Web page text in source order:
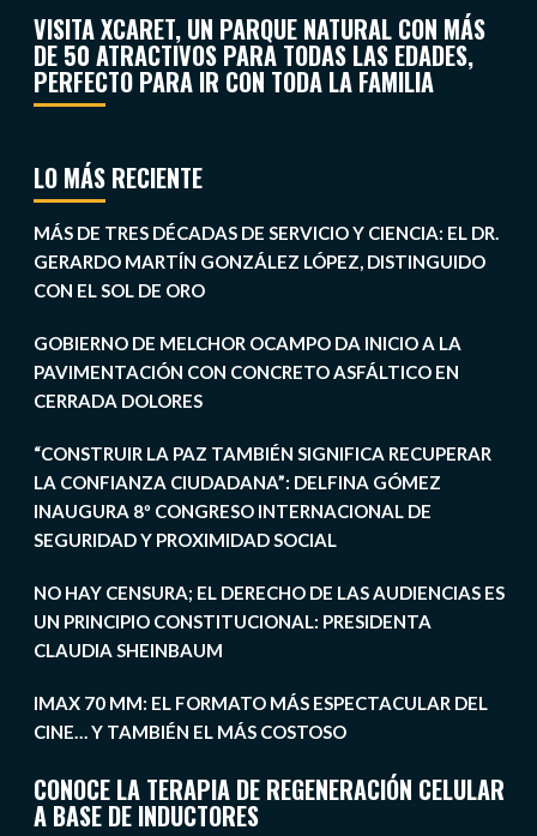
VISITA XCARET, UN PARQUE NATURAL CON MÁS
DE 50 ATRACTIVOS PARA TODAS LAS EDADES,
PERFECTO PARA IR CON TODA LA FAMILIA
LO MÁS RECIENTE
MÁS DE TRES DÉCADAS DE SERVICIO Y CIENCIA: EL DR.
GERARDO MARTÍN GONZÁLEZ LÓPEZ, DISTINGUIDO
CON EL SOL DE ORO
GOBIERNO DE MELCHOR OCAMPO DA INICIO A LA
PAVIMENTACIÓN CON CONCRETO ASFÁLTICO EN
CERRADA DOLORES
“CONSTRUIR LA PAZ TAMBIÉN SIGNIFICA RECUPERAR
LA CONFIANZA CIUDADANA”: DELFINA GÓMEZ
INAUGURA 8º CONGRESO INTERNACIONAL DE
SEGURIDAD Y PROXIMIDAD SOCIAL
NO HAY CENSURA; EL DERECHO DE LAS AUDIENCIAS ES
UN PRINCIPIO CONSTITUCIONAL: PRESIDENTA
CLAUDIA SHEINBAUM
IMAX 70 MM: EL FORMATO MÁS ESPECTACULAR DEL
CINE… Y TAMBIÉN EL MÁS COSTOSO
CONOCE LA TERAPIA DE REGENERACIÓN CELULAR
A BASE DE INDUCTORES